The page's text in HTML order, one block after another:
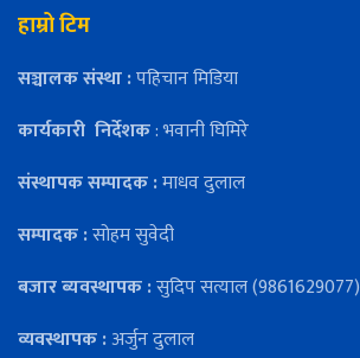
हाम्रो टिम
सञ्चालक संस्था :पहिचान मिडिया
कार्यकारी निर्देशक: भवानी घिमिरे
संस्थापक सम्पादक :माधव दुलाल
सम्पादक :सोहम सुवेदी
बजार ब्यवस्थापक :सुदिप सत्याल (9861629077)
व्यवस्थापक :अर्जुन दुलाल